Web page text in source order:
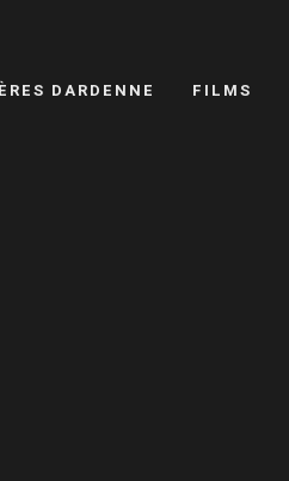
DARDENNE FILMS